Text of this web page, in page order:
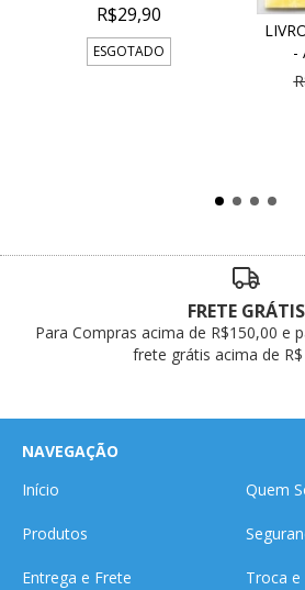
R$29,90
ESGOTADO
-
FRETE GRÁTIS
Para Compras acima de R$150,00 e
frete grátis acima de
NAVEGAÇÃO
Início
Quem
Produtos
Entrega e Frete Troca